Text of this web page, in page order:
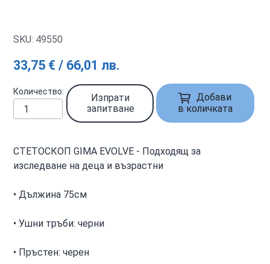
SKU: 49550
33,75 € / 66,01 лв.
Количество
Изпрати
запитване
Добави
в количката
СТЕТОСКОП GIMA EVOLVE - Подходящ за
изследване на деца и възрастни
• Дължина 75см
• Ушни тръби: черни
• Пръстен: черен